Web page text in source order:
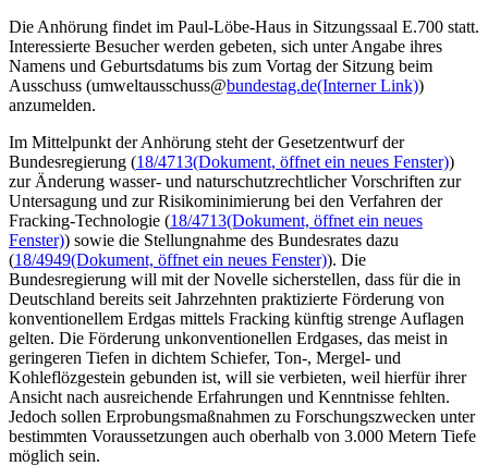
Die Anhörung findet im Paul-Löbe-Haus in Sitzungssaal E.700 statt.
Interessierte Besucher werden gebeten, sich unter Angabe ihres
Namens und Geburtsdatums bis zum Vortag der Sitzung beim
Ausschuss (umweltausschuss@bundestag.de(Interner Link))
anzumelden.
Im Mittelpunkt der Anhörung steht der Gesetzentwurf der
Bundesregierung (18/4713(Dokument, öffnet ein neues Fenster))
zur Änderung wasser- und naturschutzrechtlicher Vorschriften zur
Untersagung und zur Risikominimierung bei den Verfahren der
Fracking-Technologie (18/4713(Dokument, öffnet ein neues
Fenster)) sowie die Stellungnahme des Bundesrates dazu
(18/4949(Dokument, öffnet ein neues Fenster)). Die
Bundesregierung will mit der Novelle sicherstellen, dass für die in
Deutschland bereits seit Jahrzehnten praktizierte Förderung von
konventionellem Erdgas mittels Fracking künftig strenge Auflagen
gelten. Die Förderung unkonventionellen Erdgases, das meist in
geringeren Tiefen in dichtem Schiefer, Ton-, Mergel- und
Kohleflözgestein gebunden ist, will sie verbieten, weil hierfür ihrer
Ansicht nach ausreichende Erfahrungen und Kenntnisse fehlten.
Jedoch sollen Erprobungsmaßnahmen zu Forschungszwecken unter
bestimmten Voraussetzungen auch oberhalb von 3.000 Metern Tiefe
möglich sein.